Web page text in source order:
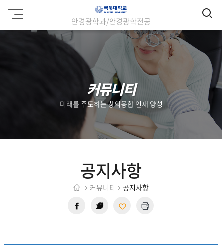
극
동
대
학
안경광학과/안경광학전공
검
커뮤니티
미래를 주도하는 창의융합 인재 양성
공지사항
커뮤니티 공지사항